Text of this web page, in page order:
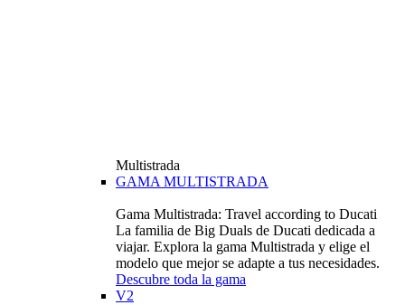
Multistrada
GAMA MULTISTRADA
Gama Multistrada: Travel according to Ducati
La familia de Big Duals de Ducati dedicada a
viajar. Explora la gama Multistrada y elige el
modelo que mejor se adapte a tus necesidades.
Descubre toda la gama
V2